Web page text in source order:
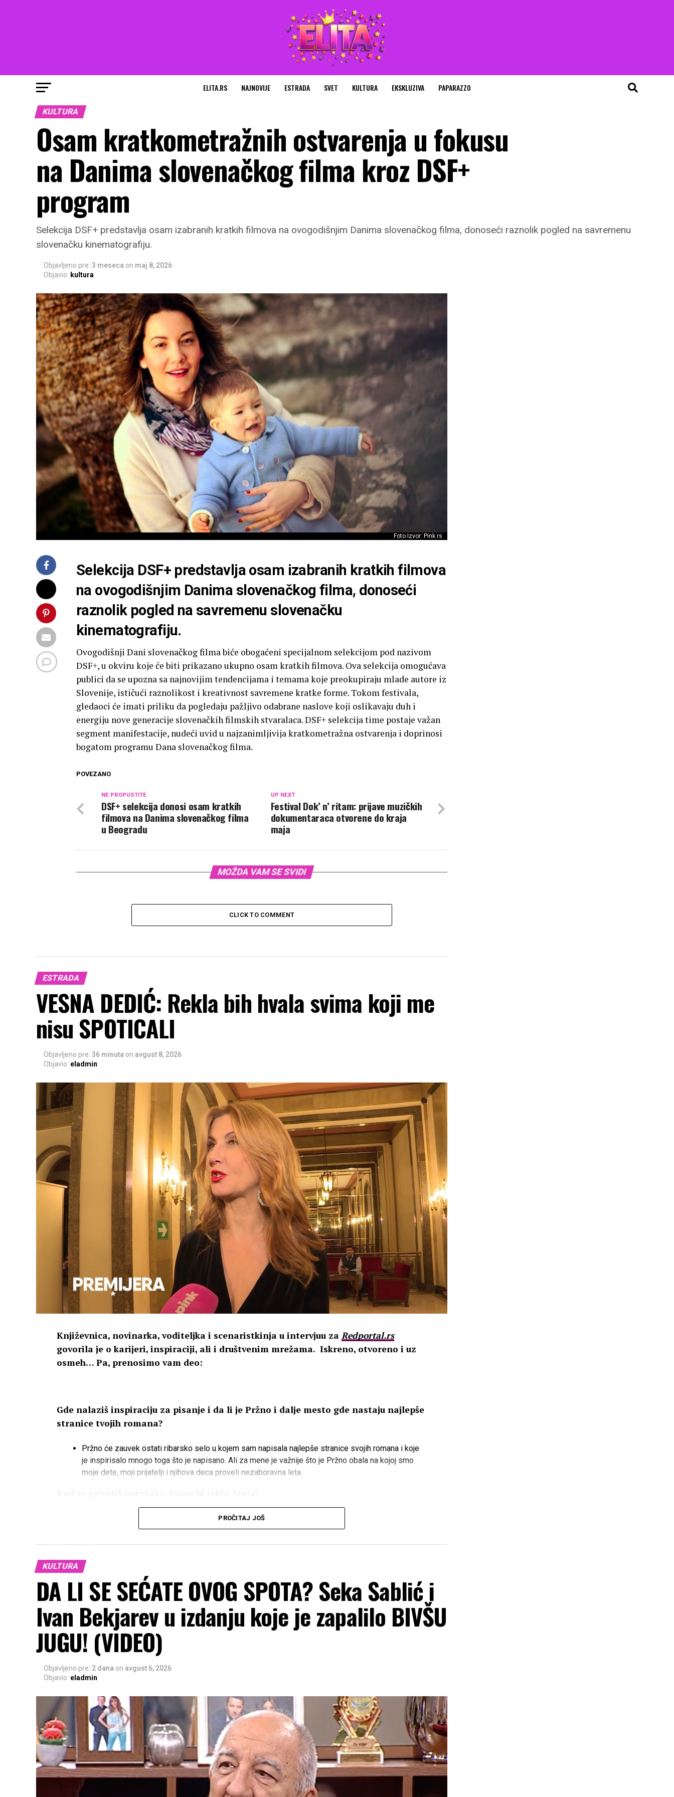
ELITA.RS NAJNOVIJE ESTRADA SVET KULTURA EKSKLUZIVA PAPARAZZO
KULTURA
Osam kratkometražnih ostvarenja u fokusu
na Danima slovenačkog filma kroz DSF+
program
Selekcija DSF+ predstavlja osam izabranih kratkih filmova na ovogodišnjim Danima slovenačkog filma, donoseći raznolik pogled na savremenu
slovenačku kinematografiju.
Objavljeno pre: 3 meseca on maj 8, 2026
Objavio: kultura
Foto Izvor: Pink.rs
Selekcija DSF+ predstavlja osam izabranih kratkih filmova
na ovogodišnjim Danima slovenačkog filma, donoseći
raznolik pogled na savremenu slovenačku
kinematografiju.
Ovogodišnji Dani slovenačkog filma biće obogaćeni specijalnom selekcijom pod nazivom
DSF+, u okviru koje će biti prikazano ukupno osam kratkih filmova. Ova selekcija omogućava
publici da se upozna sa najnovijim tendencijama i temama koje preokupiraju mlade autore iz
Slovenije, ističući raznolikost i kreativnost savremene kratke forme. Tokom festivala,
gledaoci će imati priliku da pogledaju pažljivo odabrane naslove koji oslikavaju duh i
energiju nove generacije slovenačkih filmskih stvaralaca. DSF+ selekcija time postaje važan
segment manifestacije, nudeći uvid u najzanimljivija kratkometražna ostvarenja i doprinosi
bogatom programu Dana slovenačkog filma.
POVEZANO
UP NEXT
Festival Dok’ n’ ritam: prijave muzičkih
dokumentaraca otvorene do kraja
maja
NE PROPUSTITE
DSF+ selekcija donosi osam kratkih
filmova na Danima slovenačkog filma
u Beogradu
MOŽDA VAM SE SVIDI
CLICK TO COMMENT
ESTRADA
VESNA DEDIĆ: Rekla bih hvala svima koji me
nisu SPOTICALI
Objavljeno pre: 36 minuta on avgust 8, 2026
Objavio: eladmin
Književnica, novinarka, voditeljka i scenaristkinja u intervjuu za Redportal.rs
govorila je o karijeri, inspiraciji, ali i društvenim mrežama. Iskreno, otvoreno i uz
osmeh… Pa, prenosimo vam deo:
Gde nalaziš inspiraciju za pisanje i da li je Pržno i dalje mesto gde nastaju najlepše
stranice tvojih romana?
Pržno će zauvek ostati ribarsko selo u kojem sam napisala najlepše stranice svojih romana i koje
je inspirisalo mnogo toga što je napisano. Ali za mene je važnije što je Pržno obala na kojoj smo
moje dete, moji prijatelji i njihova deca proveli nezaboravna leta.
PROČITAJ JOŠ
KULTURA
DA LI SE SEĆATE OVOG SPOTA? Seka Sablić i
Ivan Bekjarev u izdanju koje je zapalilo BIVŠU
JUGU! (VIDEO)
Objavljeno pre: 2 dana on avgust 6, 2026
Objavio: eladmin